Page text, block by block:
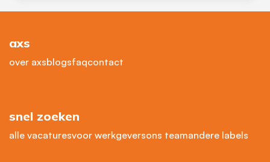
axs
over axsblogsfaqcontact
snel zoeken
alle vacaturesvoor werkgeversons teamandere labels